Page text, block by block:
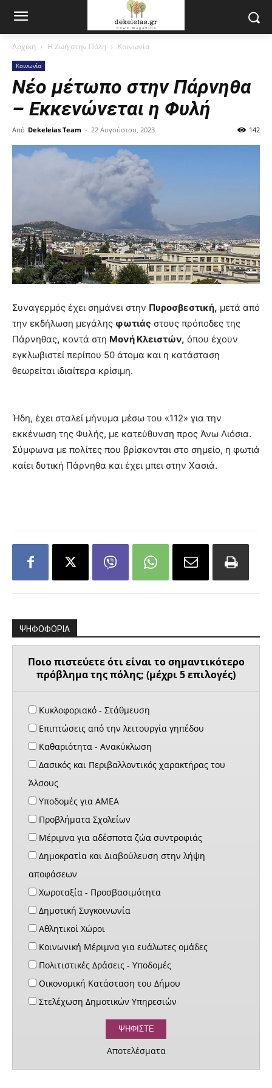
Αρχική Η Ζωή στην Πόλη Κοινωνία
Κοινωνία
Νέο μέτωπο στην Πάρνηθα
– Εκκενώνεται η Φυλή
Από Dekeleias Team - 22 Αυγούστου, 2023 142
Συναγερμός έχει σημάνει στην Πυροσβεστική, μετά από
την εκδήλωση μεγάλης φωτιάς στους πρόποδες της
Πάρνηθας, κοντά στη Μονή Κλειστών, όπου έχουν
εγκλωβιστεί περίπου 50 άτομα και η κατάσταση
θεωρείται ιδιαίτερα κρίσιμη.
Ήδη, έχει σταλεί μήνυμα μέσω του «112» για την
εκκένωση της Φυλής, με κατεύθυνση προς Άνω Λιόσια.
Σύμφωνα με πολίτες που βρίσκονται στο σημείο, η φωτιά
καίει δυτική Πάρνηθα και έχει μπει στην Χασιά.
ΨΗΦΟΦΟΡΙΑ
Ποιο πιστεύετε ότι είναι το σημαντικότερο
πρόβλημα της πόλης; (μέχρι 5 επιλογές)
Κυκλοφοριακό - Στάθμευση
Επιπτώσεις από την λειτουργία γηπέδου
Καθαριότητα - Ανακύκλωση
Δασικός και Περιβαλλοντικός χαρακτήρας του
Άλσους
Υποδομές για ΑΜΕΑ
Προβλήματα Σχολείων
Μέριμνα για αδέσποτα ζώα συντροφιάς
Δημοκρατία και Διαβούλευση στην λήψη
αποφάσεων
Χωροταξία - Προσβασιμότητα
Δημοτική Συγκοινωνία
Αθλητικοί Χώροι
Κοινωνική Μέριμνα για ευάλωτες ομάδες
Πολιτιστικές Δράσεις - Υποδομές
Οικονομική Κατάσταση του Δήμου
Στελέχωση Δημοτικών Υπηρεσιών
Αποτελέσματα